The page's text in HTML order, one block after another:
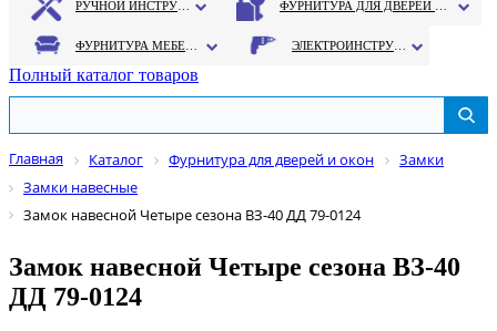
Полный каталог товаров
Главная Каталог Фурнитура для дверей и окон
Замки
Замки навесные
Замок навесной Четыре сезона ВЗ-40 ДД 79-0124
Замок навесной Четыре сезона ВЗ-40
ДД 79-0124